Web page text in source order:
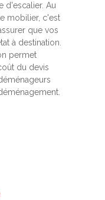
d'escalier. Au
mobilier, c'est
que vos
à destination.
permet
du devis